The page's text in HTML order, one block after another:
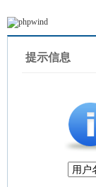
提示信息